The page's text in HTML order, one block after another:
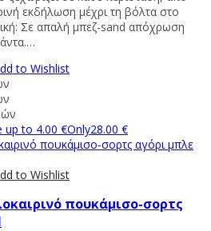
εκδήλωση μέχρι τη βόλτα στο
Σε απαλή μπεζ-sand απόχρωση
to Wishlist
up to 4.00 €Only28.00 €
to Wishlist
πουκάμισο-σορτς